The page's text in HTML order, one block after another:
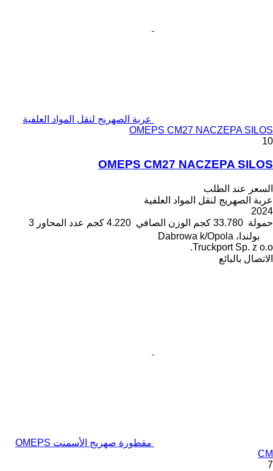
عربة الصهريج لنقل المواد العلفية
OMEPS CM27 NACZEPA SILOS
10
OMEPS CM27 NACZEPA SILOS
السعر عند الطلب
عربة الصهريج لنقل المواد العلفية
2024
حمولة 33.780 كجم الوزن الصافي 4.220 كجم عدد المحاور 3
بولندا، Dabrowa k/Opola
Truckport Sp. z o.o.
الاتصال بالبائع
مقطورة صهريج الأسمنت OMEPS
CM
7